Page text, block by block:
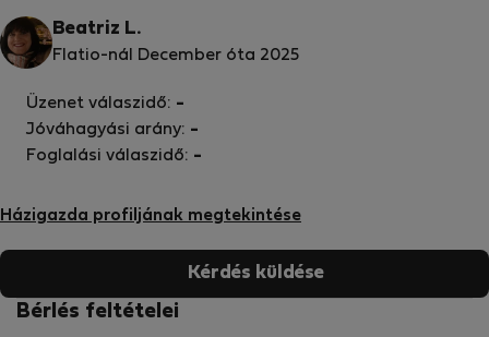
Beatriz L.
Flatio-nál December óta 2025
Házigazda profiljának megtekintése
Üzenet válaszidő: -
Jóváhagyási arány: -
Foglalási válaszidő: -
Kérdés küldése
Bérlés feltételei